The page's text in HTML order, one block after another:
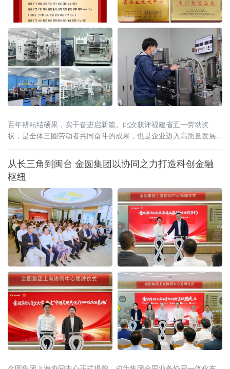
百年耕耘结硕果，实干奋进启新篇。此次获评福建省五一劳动奖
状，是全体三圈劳动者共同奋斗的成果，也是企业迈入高质量发展
从长三角到闽台 金圆集团以协同之力打造科创金融
枢纽